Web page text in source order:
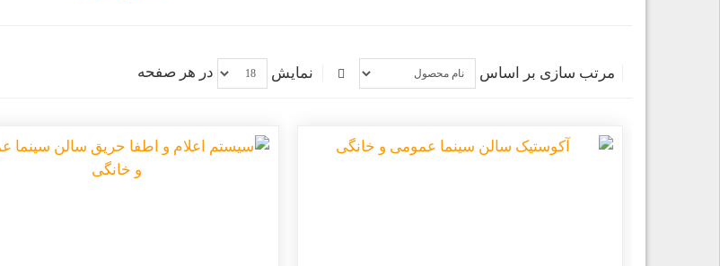
مرتب سازی بر اساس
نمایش در هر صفحه